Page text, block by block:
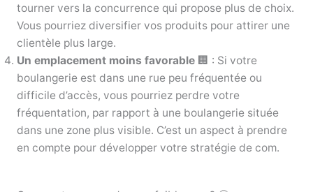
tourner vers la concurrence qui propose plus de choix.
Vous pourriez diversifier vos produits pour attirer une
clientèle plus large.
Un emplacement moins favorable🏢 : Si votre
boulangerie est dans une rue peu fréquentée ou
difficile d’accès, vous pourriez perdre votre
fréquentation, par rapport à une boulangerie située
dans une zone plus visible. C’est un aspect à prendre
en compte pour développer votre stratégie de com.